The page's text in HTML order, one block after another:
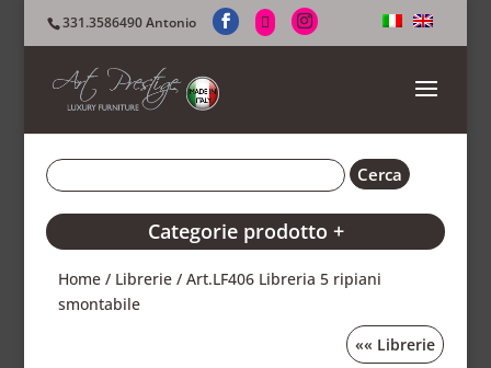
331.3586490 Antonio
Categorie prodotto +
Home / Librerie / Art.LF406 Libreria 5 ripiani
smontabile
«« Librerie